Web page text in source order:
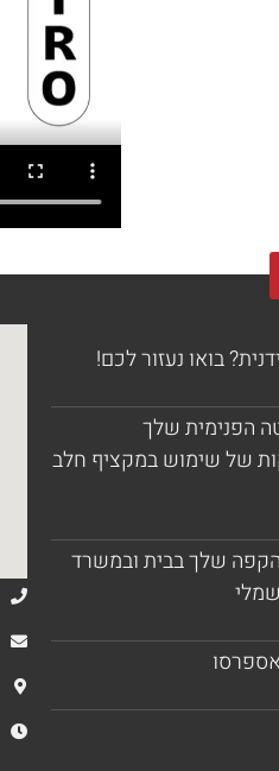
בואו נעזור לכם!
הפנימית שלך
של שימוש במקציף חלב
שלך בבית ובמשרד